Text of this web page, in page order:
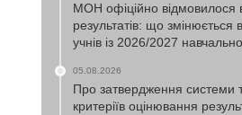
МОН офіційно відмовилося
результатів: що змінюється
учнів із 2026/2027
05.08.2026
Про затвердження системи
критеріїв оцінювання